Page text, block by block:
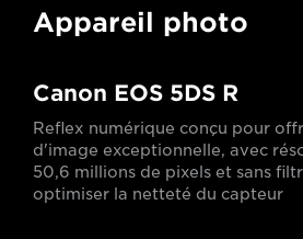
Appareil photo
Canon EOS 5DS R
Reflex numérique conçu pour
d'image exceptionnelle, avec
50,6 millions de pixels et sans
optimiser la netteté du capteur